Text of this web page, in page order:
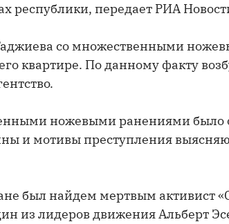
республики, передает РИА
со множественными
квартире. По данному факту
ножевыми ранениями было
и мотивы преступления
был найдем мертвым активист
из лидеров движения Альберт